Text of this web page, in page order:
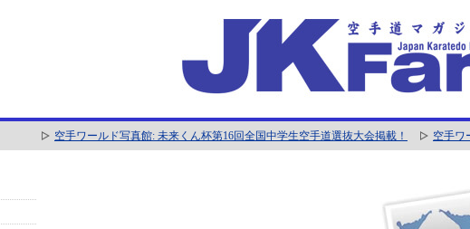
空手ワールド写真館: 未来くん杯第16回全国中学生空手道選抜大会掲載！ 空手ワ